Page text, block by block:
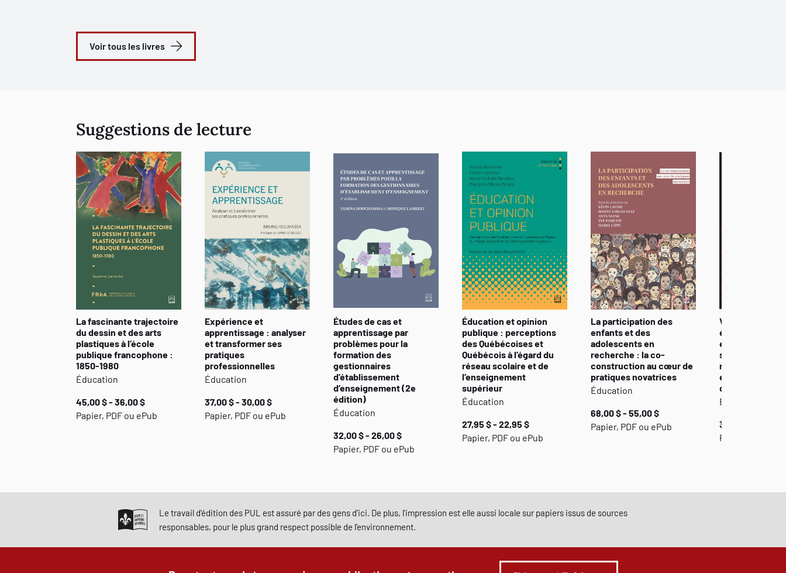
Voir tous les livres
Suggestions de lecture
La fascinante trajectoire
du dessin et des arts
plastiques à l’école
publique francophone :
1850-1980
Éducation
45,00 $ - 36,00 $
Papier, PDF ou ePub
Expérience et
apprentissage : analyser
et transformer ses
pratiques
professionnelles
Éducation
37,00 $ - 30,00 $
Papier, PDF ou ePub
Études de cas et
apprentissage par
problèmes pour la
formation des
gestionnaires
d’établissement
d’enseignement (2e
édition)
Éducation
32,00 $ - 26,00 $
Papier, PDF ou ePub
Éducation et opinion
publique : perceptions
des Québécoises et
Québécois à l’égard du
réseau scolaire et de
l’enseignement
supérieur
Éducation
27,95 $ - 22,95 $
Papier, PDF ou ePub
La participation des
enfants et des
adolescents en
recherche : la co-
construction au cœur de
pratiques novatrices
Éducation
68,00 $ - 55,00 $
Papier, PDF ou ePub
Vers une
éducative
en Afrique
subsaharienne :
répondre de
efficace aux
d’amélioration
Éducation
35,00 $ - 28,00
Papier et PDF
Le travail d'édition des PUL est assuré par des gens d'ici. De plus, l'impression est elle aussi locale sur papiers issus de sources
responsables, pour le plus grand respect possible de l'environnement.